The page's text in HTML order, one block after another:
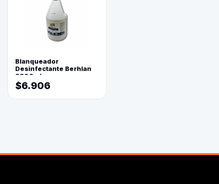
Blanqueador
Desinfectante Berhlan
3800ml
$6.906